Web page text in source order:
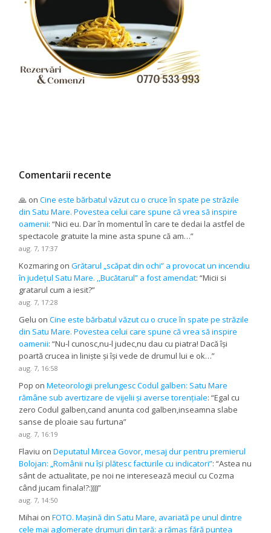
Comentarii recente
🙏 onCine este bărbatul văzut cu o cruce în spate pe străzile
din Satu Mare. Povestea celui care spune că vrea să inspire
oamenii: “Nici eu. Dar în momentul în care te dedai la astfel de
spectacole gratuite la mine asta spune că am…”
aug. 7, 17:37
Kozmaring onGrătarul „scăpat din ochi” a provocat un incendiu
în județul Satu Mare. ,,Bucătarul” a fost amendat: “Micii si
gratarul cum a iesit?”
aug. 7, 17:28
Gelu onCine este bărbatul văzut cu o cruce în spate pe străzile
din Satu Mare. Povestea celui care spune că vrea să inspire
oamenii: “Nu-l cunosc,nu-l judec,nu dau cu piatra! Dacă își
poartă crucea in liniște și își vede de drumul lui e ok…”
aug. 7, 16:58
Pop onMeteorologii prelungesc Codul galben: Satu Mare
rămâne sub avertizare de vijelii și averse torențiale: “Egal cu
zero Codul galben,cand anunta cod galben,inseamna slabe
sanse de ploaie sau furtuna”
aug. 7, 16:19
Flaviu onDeputatul Mircea Govor, mesaj dur pentru premierul
Bolojan: „Românii nu își plătesc facturile cu indicatori”: “Astea nu
sânt de actualitate, pe noi ne interesează meciul cu Cozma
când jucam finala!?:))))”
aug. 7, 14:50
Mihai onFOTO. Mașină din Satu Mare, avariată pe unul dintre
cele mai aglomerate drumuri din țară: a rămas fără puntea